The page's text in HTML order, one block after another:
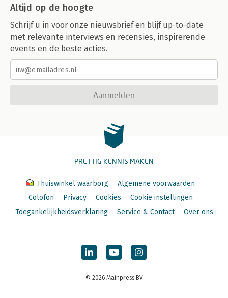
Altijd op de hoogte
Schrijf u in voor onze nieuwsbrief en blijf up-to-date
met relevante interviews en recensies, inspirerende
events en de beste acties.
Aanmelden
PRETTIG KENNIS MAKEN
Thuiswinkel waarborg
Algemene voorwaarden
Colofon
Privacy Cookies
Cookie instellingen
Toegankelijkheidsverklaring
Service & Contact Over ons
© 2026 Mainpress BV